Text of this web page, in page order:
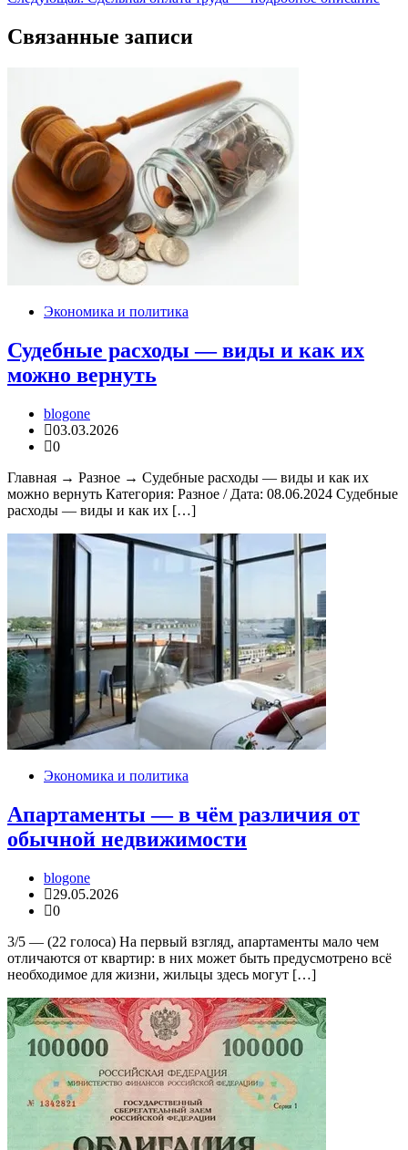
по
записям
Связанные записи
Экономика и политика
Судебные расходы — виды и как их
можно вернуть
blogone
03.03.2026
0
Главная → Разное → Судебные расходы — виды и как их
можно вернуть Категория: Разное / Дата: 08.06.2024 Судебные
расходы — виды и как их […]
Экономика и политика
Апартаменты — в чём различия от
обычной недвижимости
blogone
29.05.2026
0
3/5 — (22 голоса) На первый взгляд, апартаменты мало чем
отличаются от квартир: в них может быть предусмотрено всё
необходимое для жизни, жильцы здесь могут […]